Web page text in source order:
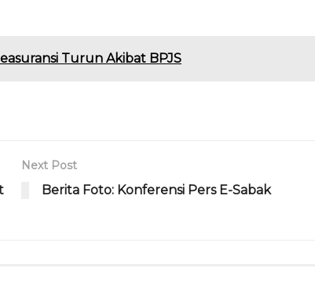
Turun Akibat BPJS
Next Post
Berita Foto: Konferensi Pers E-Sabak